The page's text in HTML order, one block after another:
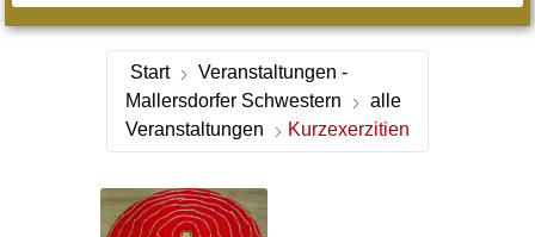
Start
Veranstaltungen -
Mallersdorfer Schwestern
alle
Veranstaltungen
Kurzexerzitien